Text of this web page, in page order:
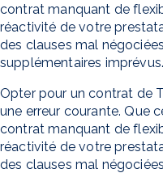
contrat manquant de
réactivité de votre
des clauses mal
supplémentaires imprévus.
Opter pour un contrat de
une erreur courante. Que
contrat manquant de
réactivité de votre
des clauses mal